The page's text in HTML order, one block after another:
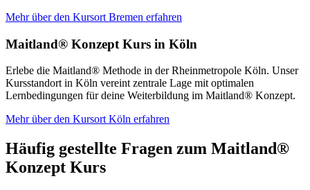
Mehr über den Kursort Bremen erfahren
Maitland® Konzept Kurs in Köln
Erlebe die Maitland® Methode in der Rheinmetropole Köln. Unser
Kursstandort in Köln vereint zentrale Lage mit optimalen
Lernbedingungen für deine Weiterbildung im Maitland® Konzept.
Mehr über den Kursort Köln erfahren
Häufig gestellte Fragen zum Maitland®
Konzept Kurs